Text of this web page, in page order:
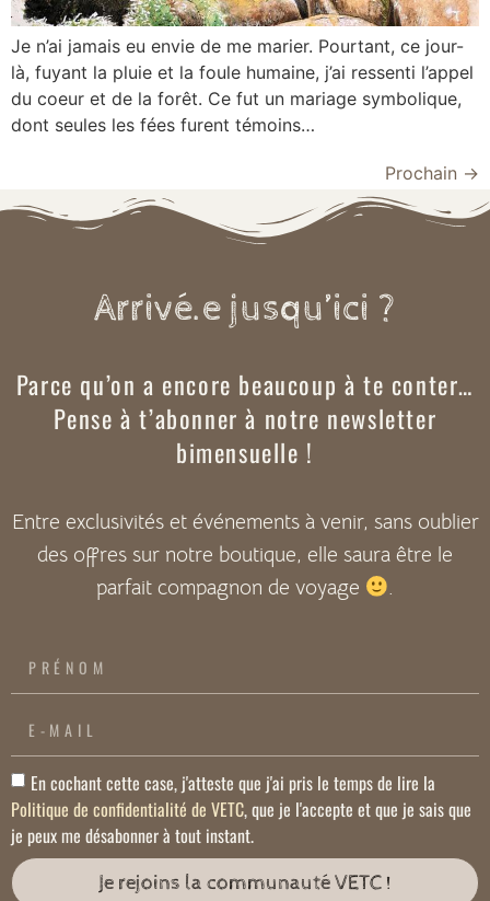
Je n’ai jamais eu envie de me marier. Pourtant, ce jour-
là, fuyant la pluie et la foule humaine, j’ai ressenti l’appel
du coeur et de la forêt. Ce fut un mariage symbolique,
dont seules les fées furent témoins…
Prochain →
Arrivé.e jusqu’ici ?
Parce qu’on a encore beaucoup à te conter…
Pense à t’abonner à notre newsletter
bimensuelle !
Entre exclusivités et événements à venir, sans oublier
des offres sur notre boutique, elle saura être le
parfait compagnon de voyage
.
En cochant cette case, j'atteste que j'ai pris le temps de lire la
Politique de confidentialité de VETC, que je l'accepte et que je sais que
je peux me désabonner à tout instant.
Je rejoins la communauté VETC !